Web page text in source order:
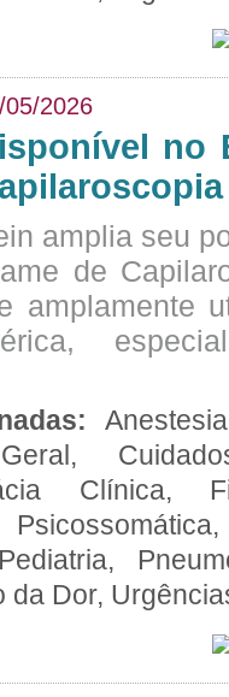
05/2026
no
amplia seu
de
amplamente
Clínica,
da Dor,